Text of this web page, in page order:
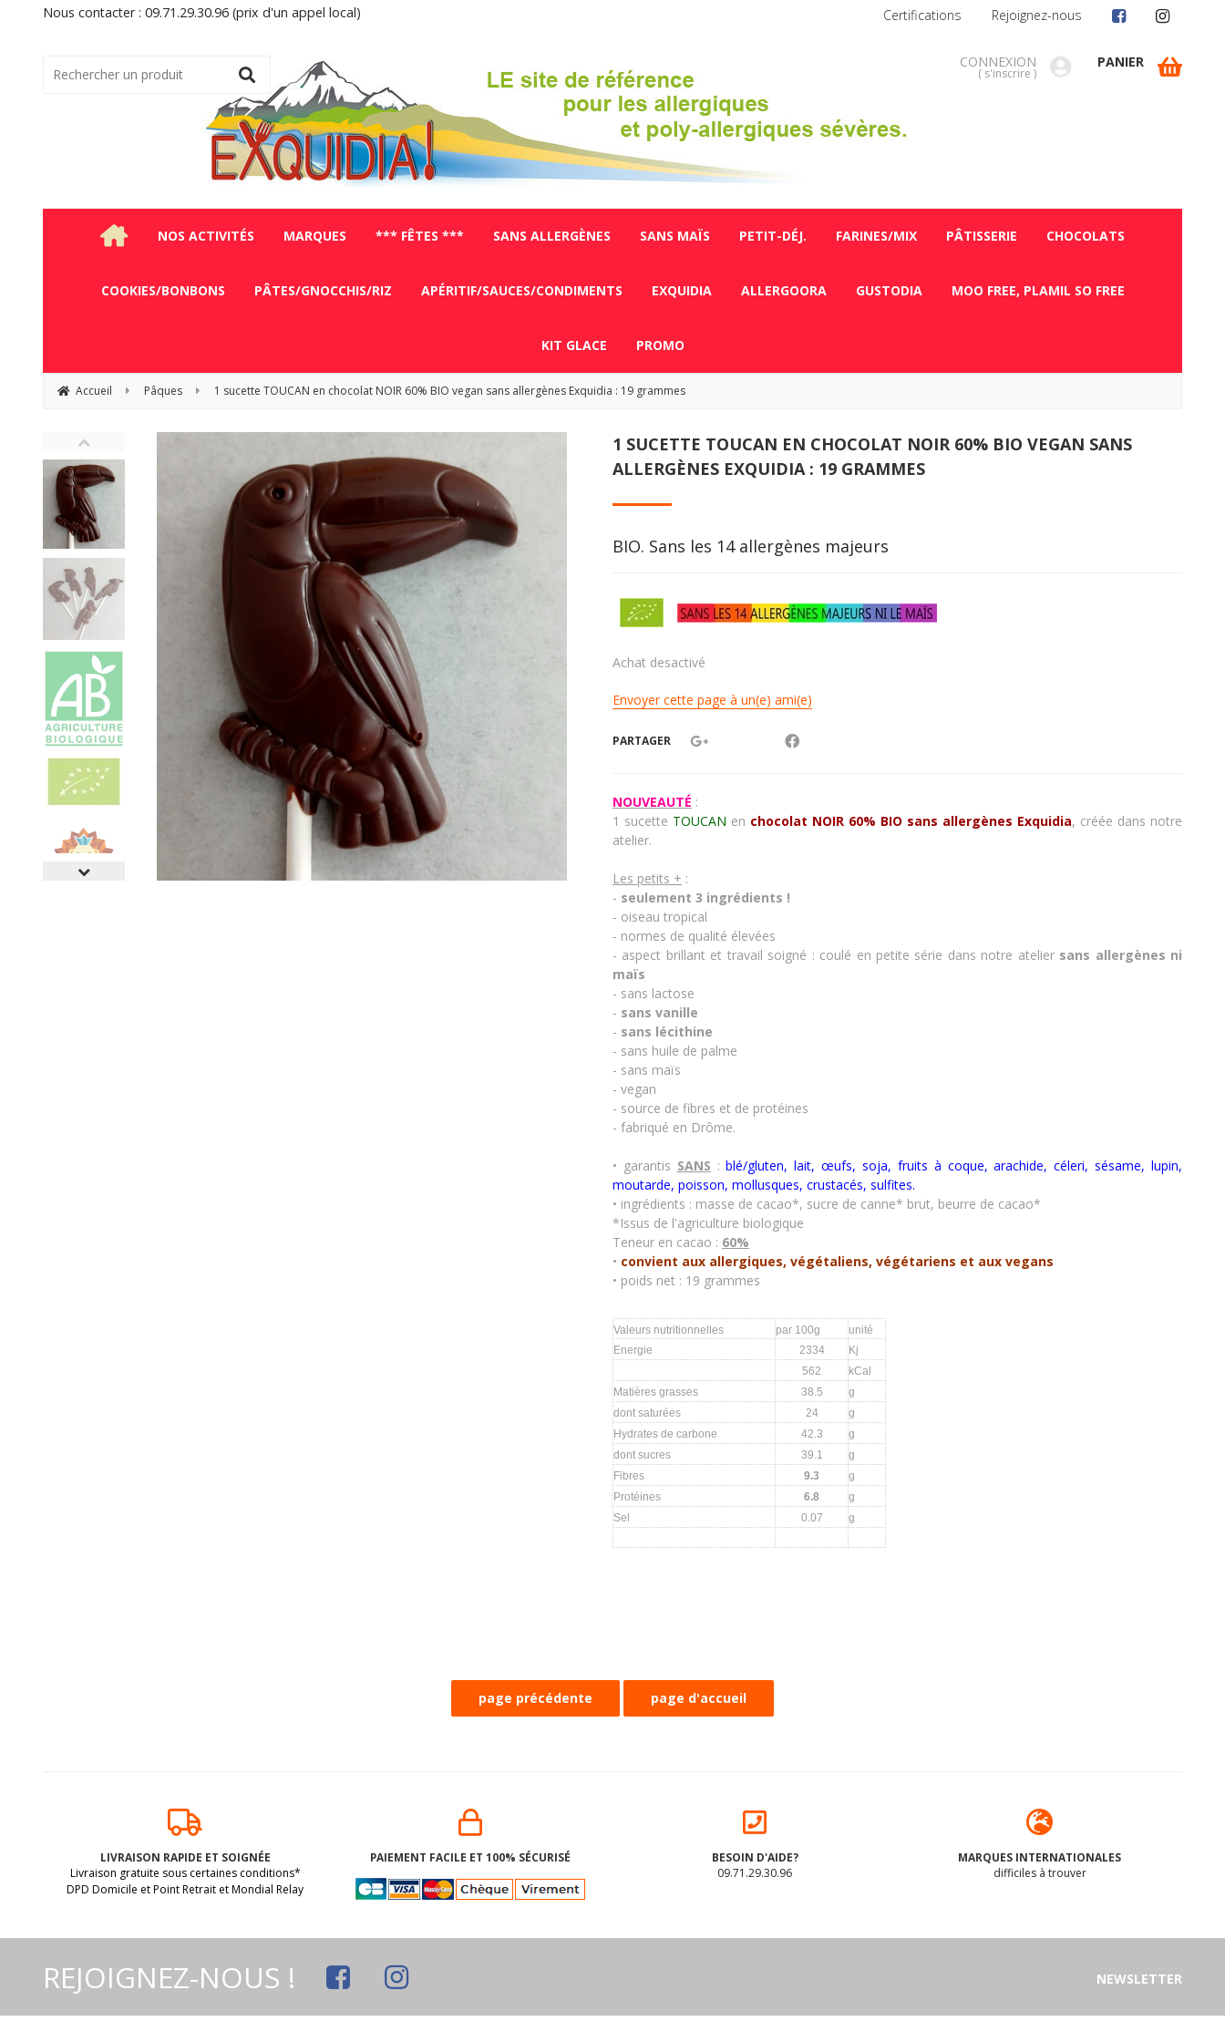
Nous contacter : 09.71.29.30.96 (prix d'un appel local)
CONNEXION
( s'inscrire )
PANIER
NOS ACTIVITÉS MARQUES *** FÊTES *** SANS ALLERGÈNES SANS MAÏS PETIT-DÉJ. FARINES/MIX PÂTISSERIE CHOCOLATS
COOKIES/BONBONS PÂTES/GNOCCHIS/RIZ APÉRITIF/SAUCES/CONDIMENTS EXQUIDIA ALLERGOORA GUSTODIA MOO FREE, PLAMIL SO FREE
KIT GLACE PROMO
Accueil Pâques 1 sucette TOUCAN en chocolat NOIR 60% BIO vegan sans allergènes Exquidia : 19 grammes
1 SUCETTE TOUCAN EN CHOCOLAT NOIR 60% BIO VEGAN SANS
ALLERGÈNES EXQUIDIA : 19 GRAMMES
BIO. Sans les 14 allergènes majeurs
Achat desactivé
Envoyer cette page à un(e) ami(e)
PARTAGER
NOUVEAUTÉ :
1 sucette TOUCAN en chocolat NOIR 60% BIO sans allergènes Exquidia, créée dans notre
atelier.
Les petits + :
- seulement 3 ingrédients !
- oiseau tropical
- normes de qualité élevées
- aspect brillant et travail soigné : coulé en petite série dans notre atelier sans allergènes ni
maïs
- sans lactose
- sans vanille
- sans lécithine
- sans huile de palme
- sans maïs
- vegan
- source de fibres et de protéines
- fabriqué en Drôme.
• garantis SANS :blé/gluten, lait, œufs, soja, fruits à coque, arachide, céleri, sésame, lupin,
moutarde, poisson, mollusques, crustacés, sulfites.
• ingrédients : masse de cacao*, sucre de canne* brut, beurre de cacao*
*Issus de l'agriculture biologique
Teneur en cacao : 60%
• convient aux allergiques, végétaliens, végétariens et aux vegans
• poids net : 19 grammes
Valeurs nutritionnelles par 100g
unité
Energie
2334
Kj
562
kCal
Matières grasses
38.5
g
dont saturées
24
g
Hydrates de carbone
42.3
g
dont sucres
39.1
g
Fibres
9.3
g
Protéines
6.8
g
Sel
0.07 g
Certifications Rejoignez-nous
LIVRAISON RAPIDE ET SOIGNÉE
Livraison gratuite sous certaines conditions*
DPD Domicile et Point Retrait et Mondial Relay
PAIEMENT FACILE ET 100% SÉCURISÉ BESOIN D'AIDE?
09.71.29.30.96
MARQUES INTERNATIONALES
difficiles à trouver
REJOIGNEZ-NOUS ! NEWSLETTER